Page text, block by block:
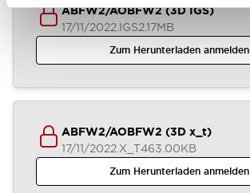
ABFW2/AOBFW2 (3D IGS)
17/11/2022.IGS2.17MB
Zum Herunterladen anmelden
ABFW2/AOBFW2 (3D x_t)
17/11/2022.X_T463.00KB
Zum Herunterladen anmelden